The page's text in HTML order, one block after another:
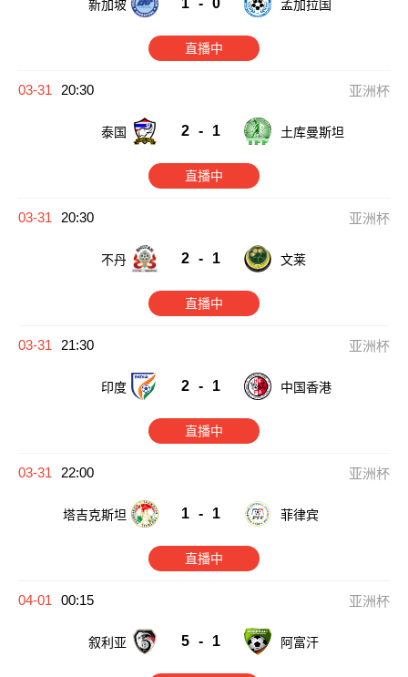
新加坡 孟加拉国
直播中
03-31 20:30 亚洲杯
泰国 2 - 1 土库曼斯坦
直播中
03-31 20:30 亚洲杯
不丹 2 - 1 文莱
直播中
03-31 21:30 亚洲杯
印度 2 - 1 中国香港
直播中
03-31 22:00 亚洲杯
塔吉克斯坦 1 - 1 菲律宾
直播中
04-01 00:15 亚洲杯
叙利亚 5 - 1 阿富汗